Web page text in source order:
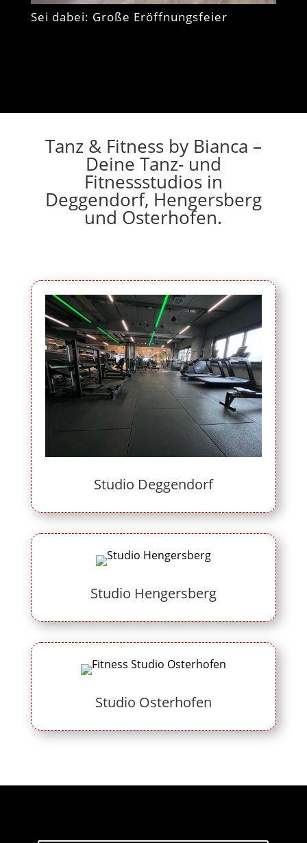
Sei dabei: Große Eröffnungsfeier
Tanz & Fitness by Bianca –
Deine Tanz- und
Fitnessstudios in
Deggendorf, Hengersberg
und Osterhofen.
Studio Deggendorf
Studio Hengersberg
Studio Osterhofen